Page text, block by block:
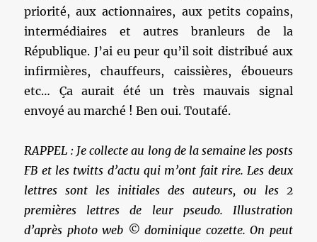
priorité, aux actionnaires, aux petits copains,
intermédiaires et autres branleurs de la
République. J’ai eu peur qu’il soit distribué aux
infirmières, chauffeurs, caissières, éboueurs
etc… Ça aurait été un très mauvais signal
envoyé au marché ! Ben oui. Toutafé.
RAPPEL : Je collecte au long de la semaine les posts
FB et les twitts d’actu qui m’ont fait rire. Les deux
lettres sont les initiales des auteurs, ou les 2
premières lettres de leur pseudo. Illustration
d’après photo web © dominique cozette. On peut